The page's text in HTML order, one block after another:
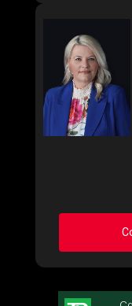
Demander